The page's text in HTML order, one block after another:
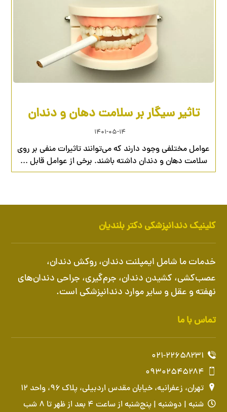
تاثیر سیگار بر سلامت دهان و دندان
۱۴۰۱-۰۵-۱۴
عوامل مختلفی وجود دارند که می‌توانند تاثیرات منفی بر روی
سلامت دهان و دندان داشته باشند. برخی از عوامل قابل ...
کلینیک دندانپزشکی دکتر بلندیان
خدمات ما شامل ایمپلنت دندان،روکش دندان،
عصب‌کشی، کشیدن دندان، جرم‌گیری، جراحی دندان‌های
نهفته و عقل و سایر موارد دندانپزشکی است.
تماس با ما
۰۲۱-۲۲۶۵۸۲۳۱
۰۹۳۰۲۵۴۵۲۸۴
تهران، زعفرانیه، خیابان مقدس اردبیلی، پلاک ۹۶، واحد ۱۲
شنبه | دوشنبه | پنج‌شنبه از ساعت ۴ بعد از ظهر تا ۸ شب